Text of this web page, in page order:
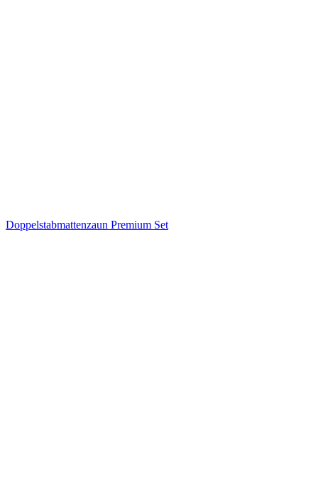
Doppelstabmattenzaun Premium Set